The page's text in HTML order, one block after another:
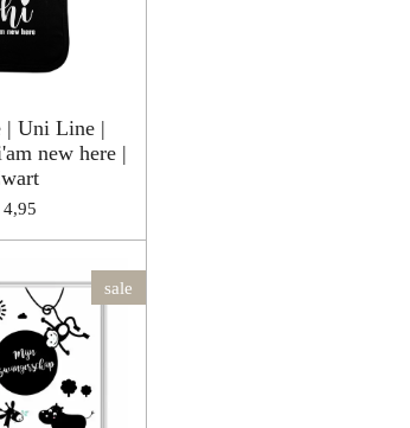
| Uni Line |
new here |
4,95
sale